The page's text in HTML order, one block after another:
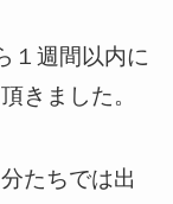
１週間以内に
きました。
たちでは出